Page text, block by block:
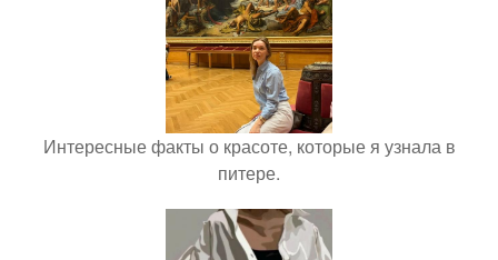
Интересные факты о красоте, которые я узнала в
питере.